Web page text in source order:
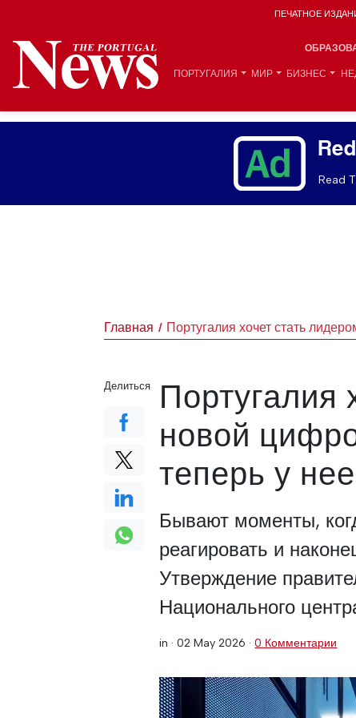
ПЕЧАТНОЕ
ПОРТУГАЛИЯ МИР БИЗНЕС
Read
Главная Португалия хочет стать
Португалия
новой
теперь у
Бывают моменты,
реагировать и
Утверждение
Национального
in ·02 May 2026 ·0 Комментарии
Делиться